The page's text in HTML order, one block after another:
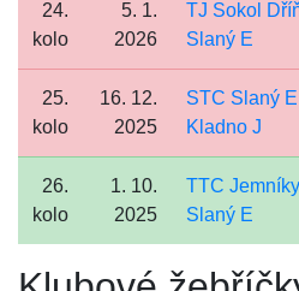
24.
kolo
5. 1.
2026
TJ Sokol
Slaný E
25.
kolo
16. 12.
2025
STC Slaný
Kladno J
26.
kolo
1. 10.
2025
TTC
Slaný E